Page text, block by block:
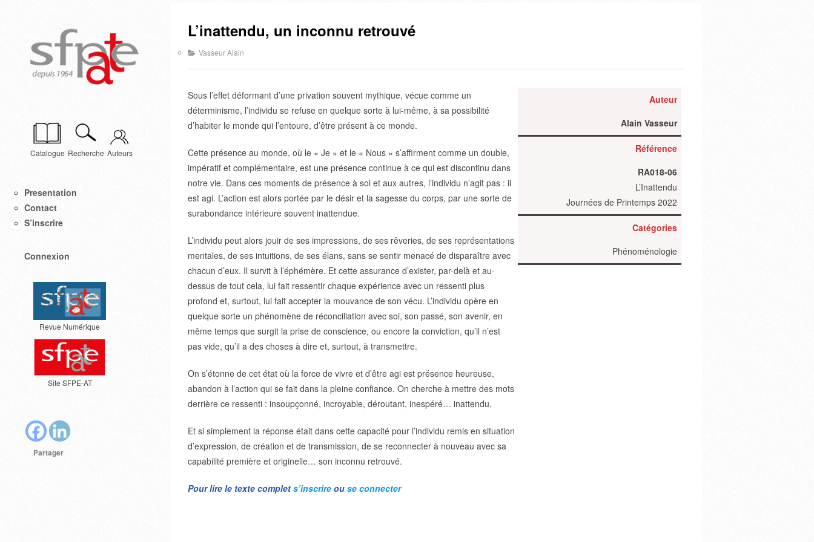
Catalogue Recherche Auteurs
Presentation
Contact
S’inscrire
Connexion
Revue Numérique
Site SFPE-AT
Partager
L’inattendu, un inconnu retrouvé
Vasseur Alain
Sous l’effet déformant d’une privation souvent mythique, vécue comme un
déterminisme, l’individu se refuse en quelque sorte à lui-même, à sa possibilité
d’habiter le monde qui l’entoure, d’être présent à ce monde.
Cette présence au monde, où le « Je » et le « Nous » s’affirment comme un double,
impératif et complémentaire, est une présence continue à ce qui est discontinu dans
notre vie. Dans ces moments de présence à soi et aux autres, l’individu n’agit pas : il
est agi. L’action est alors portée par le désir et la sagesse du corps, par une sorte de
surabondance intérieure souvent inattendue.
L’individu peut alors jouir de ses impressions, de ses rêveries, de ses représentations
mentales, de ses intuitions, de ses élans, sans se sentir menacé de disparaître avec
chacun d’eux. Il survit à l’éphémère. Et cette assurance d’exister, par-delà et au-
dessus de tout cela, lui fait ressentir chaque expérience avec un ressenti plus
profond et, surtout, lui fait accepter la mouvance de son vécu. L’individu opère en
quelque sorte un phénomène de réconciliation avec soi, son passé, son avenir, en
même temps que surgit la prise de conscience, ou encore la conviction, qu’il n’est
pas vide, qu’il a des choses à dire et, surtout, à transmettre.
On s’étonne de cet état où la force de vivre et d’être agi est présence heureuse,
abandon à l’action qui se fait dans la pleine confiance. On cherche à mettre des mots
derrière ce ressenti : insoupçonné, incroyable, déroutant, inespéré… inattendu.
Et si simplement la réponse était dans cette capacité pour l’individu remis en situation
d’expression, de création et de transmission, de se reconnecter à nouveau avec sa
capabilité première et originelle… son inconnu retrouvé.
Pour lire le texte complet s’inscrire ou se connecter
Auteur
Alain Vasseur
Référence
RA018-06
L’Inattendu
Journées de Printemps 2022
Catégories
Phénoménologie